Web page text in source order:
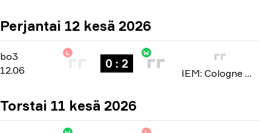
Perjantai 12 kesä 2026
bo3
bo3
12.06
L
0 : 2
W
IEM: Cologne Major 2026
Torstai 11 kesä 2026